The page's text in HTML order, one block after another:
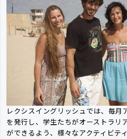
レクシスイングリッシュでは、毎月
を発行し、学生たちがオーストラリ
ができるよう、様々なアクティビテ